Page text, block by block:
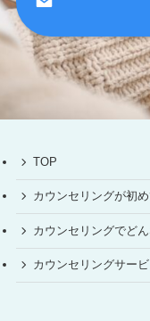
TOP
カウンセリングが初
カウンセリングでど
カウンセリングサー